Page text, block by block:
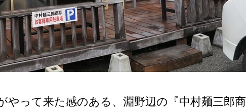
やって来た感のある、淵野辺の『中村麺三郎商